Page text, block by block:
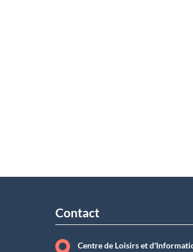
Contact
Centre de Loisirs et